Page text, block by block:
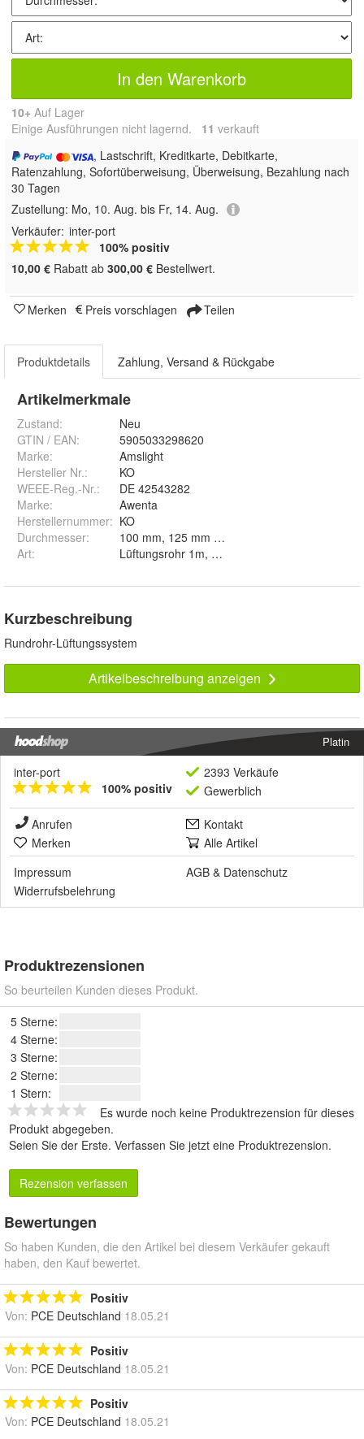
In den Warenkorb
10+ Auf Lager
Einige Ausführungen nicht lagernd. 11 verkauft
, Lastschrift, Kreditkarte, Debitkarte,
Ratenzahlung, Sofortüberweisung, Überweisung, Bezahlung nach
30 Tagen
Zustellung: Mo, 10. Aug. bis Fr, 14. Aug.
Verkäufer: inter-port
100% positiv
10,00 € Rabatt ab 300,00 € Bestellwert.
Merken Preis vorschlagen Teilen
Produktdetails Zahlung, Versand & Rückgabe
Artikelmerkmale
Zustand:
Neu
GTIN / EAN:
5905033298620
Marke:
Amslight
Hersteller Nr.:
KO
WEEE-Reg.-Nr.:
DE 42543282
Marke:
Awenta
Herstellernummer: KO
Durchmesser:
Art: Lüftungsrohr 1m, Flexschaluch 3m, Bogen
Kurzbeschreibung
Rundrohr-Lüftungssystem
Artikelbeschreibung anzeigen
Platin
inter-port
100% positiv
2393 Verkäufe
Gewerblich
Anrufen
Kontakt
Merken
Alle Artikel
Impressum
AGB & Datenschutz
Widerrufsbelehrung
Produktrezensionen
So beurteilen Kunden dieses Produkt.
5 Sterne:
4 Sterne:
3 Sterne:
2 Sterne:
1 Stern:
Es wurde noch keine Produktrezension für dieses
Produkt abgegeben.
Seien Sie der Erste. Verfassen Sie jetzt eine Produktrezension.
Rezension verfassen
Bewertungen
So haben Kunden, die den Artikel bei diesem Verkäufer gekauft
haben, den Kauf bewertet.
Positiv
Von: PCE Deutschland 18.05.21
Positiv
Von: PCE Deutschland 18.05.21
Positiv
Von: PCE Deutschland 18.05.21